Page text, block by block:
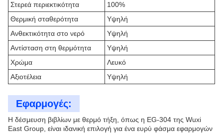
Στερεά περιεκτικότητα
100%
Θερμική σταθερότητα
Υψηλή
Ανθεκτικότητα στο νερό
Υψηλή
Αντίσταση στη θερμότητα
Υψηλή
Χρώμα
Λευκό
Αξιοτέλεια
Υψηλή
Εφαρμογές:
Η δέσμευση βιβλίων με θερμό τήξη, όπως η EG-304 της Wuxi
East Group, είναι ιδανική επιλογή για ένα ευρύ φάσμα εφαρμογών